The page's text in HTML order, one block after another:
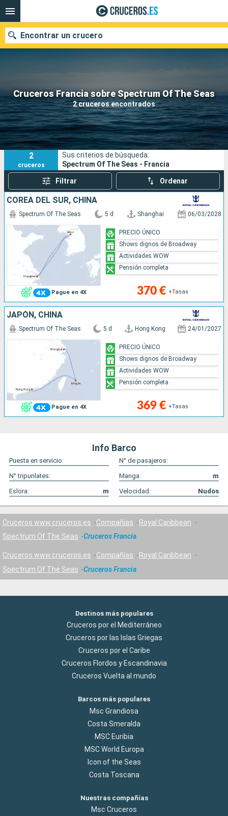
Cruceros Francia sobre Spectrum Of The Seas
2 cruceros encontrados
Encontrar un crucero
Nuestros destinos
Fecha de salida
Puertos Compañías
Buscar
2
cruceros
Sus criterios de búsqueda:
Spectrum Of The Seas - Francia
Filtrar Ordenar
COREA DEL SUR, CHINA
Pague en 4X
Spectrum Of The Seas 5 d Shanghai 06/03/2028
370 € +Tasas
PRECIO ÚNICO
Shows dignos de Broadway
Actividades WOW
Pensión completa
JAPÓN, CHINA
Pague en 4X
Spectrum Of The Seas 5 d Hong Kong 24/01/2027
369 € +Tasas
PRECIO ÚNICO
Shows dignos de Broadway
Actividades WOW
Pensión completa
Info Barco
Puesta en servicio:
N° de pasajeros:
N° tripunlates:
Manga:
m
Eslora:
m Velocidad: Nudos
Cruceros www.cruceros.es Compañías
Royal Caribbean
Spectrum Of The Seas
Cruceros Francia
Cruceros www.cruceros.es Compañías
Royal Caribbean
Spectrum Of The Seas
Cruceros Francia
Destinos más populares
Cruceros por el Mediterráneo
Cruceros por las Islas Griegas
Cruceros por el Caribe
Cruceros Flordos y Escandinavia
Cruceros Vuelta al mundo
Barcos más populares
Msc Grandiosa
Costa Smeralda
MSC Euribia
MSC World Europa
Icon of the Seas
Costa Toscana
Nuestras compañías
Msc Cruceros